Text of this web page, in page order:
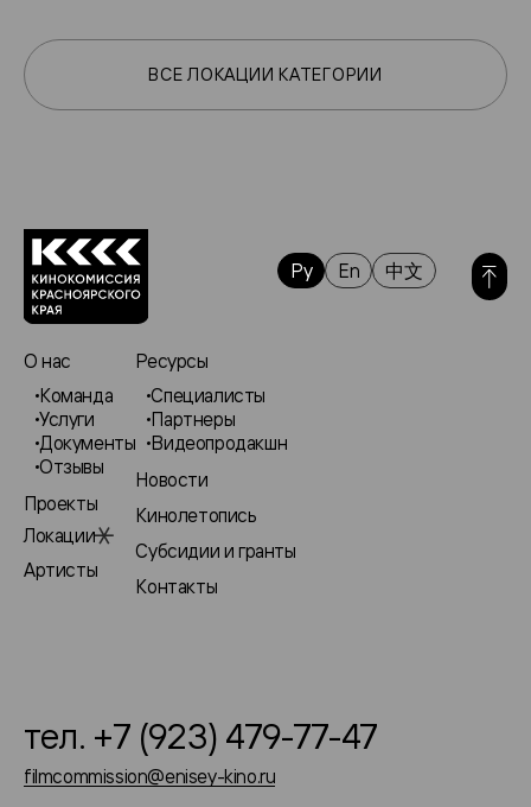
ВСЕ ЛОКАЦИИ КАТЕГОРИИ
Ру En 中文
О нас
Команда
Услуги
Документы
Отзывы
Проекты
Локации
Артисты
Ресурсы
Специалисты
Партнеры
Видеопродакшн
Новости
Кинолетопись
Субсидии и гранты
Контакты
тел. +7 (923) 479-77-47
filmcommission@enisey-kino.ru